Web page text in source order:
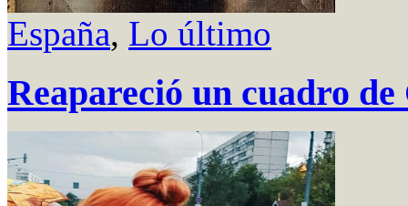
España, Lo último
Reapareció un cuadro